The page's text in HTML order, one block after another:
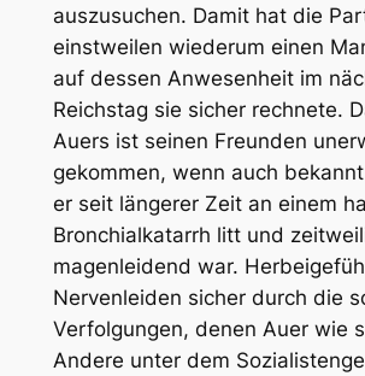
auszusuchen. Damit hat die
einstweilen wiederum einen
auf dessen Anwesenheit im
Reichstag sie sicher rechnete.
Auers ist seinen Freunden
gekommen, wenn auch
er seit längerer Zeit an einem
Bronchialkatarrh litt und
magenleidend war.
Nervenleiden sicher durch die
Verfolgungen, denen Auer wie
Andere unter dem